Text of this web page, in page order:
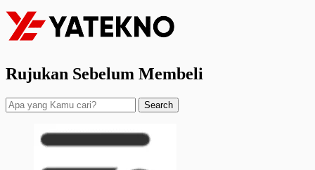
Rujukan Sebelum Membeli
Search